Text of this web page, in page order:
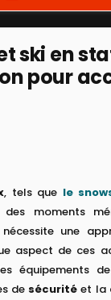
ski en
pour
, tels que le
moments
nécessite une
aspect de ces
équipements
de sécurité et la